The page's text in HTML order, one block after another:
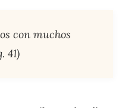
con muchos
41)